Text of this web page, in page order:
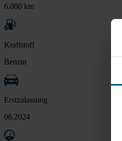
6.000 km
Kraftstoff
Benzin
Erstzulassung
06.2024